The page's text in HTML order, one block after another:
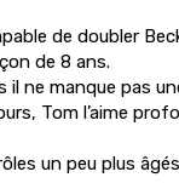
de doubler
de 8 ans.
ne manque pas
Tom l’aime
un peu plus